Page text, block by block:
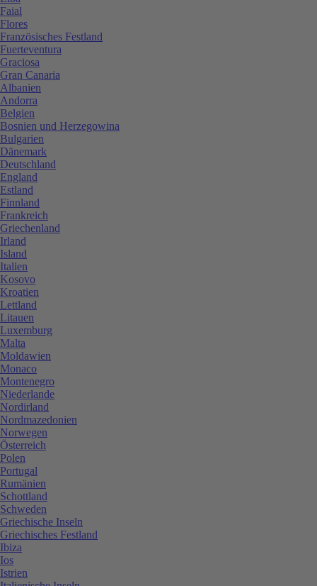
Faial
Flores
Französisches Festland
Fuerteventura
Graciosa
Gran Canaria
Albanien
Andorra
Belgien
Bosnien und Herzegowina
Bulgarien
Dänemark
Deutschland
England
Estland
Finnland
Frankreich
Griechenland
Irland
Island
Italien
Kosovo
Kroatien
Lettland
Litauen
Luxemburg
Malta
Moldawien
Monaco
Montenegro
Niederlande
Nordirland
Nordmazedonien
Norwegen
Österreich
Polen
Portugal
Rumänien
Schottland
Schweden
Griechische Inseln
Griechisches Festland
Ibiza
Ios
Istrien